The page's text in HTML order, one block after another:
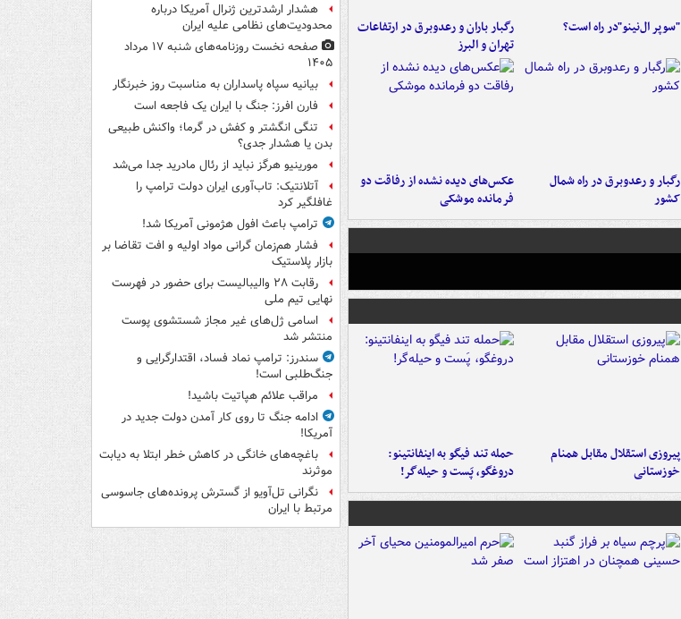
"سوپر ال‌نینو"در راه است؟
رگبار باران و رعدوبرق در ارتفاعات
تهران و البرز
رگبار و رعدوبرق در راه شمال
کشور
عکس‌های دیده نشده از رفاقت دو
فرمانده‌ موشکی
پیروزی استقلال مقابل همنام
خوزستانی
حمله تند فیگو به اینفانتینو:
دروغگو، پَست‌ و حیله‌گر!
هشدار ارشدترین ژنرال آمریکا درباره
محدودیت‌های نظامی علیه ایران
صفحه نخست روزنامه‌های شنبه ۱۷ مرداد
۱۴۰۵
بیانیه سپاه پاسداران به مناسبت روز خبرنگار
فارن افرز: جنگ با ایران یک فاجعه است
تنگی انگشتر و کفش در گرما؛ واکنش طبیعی
بدن یا هشدار جدی؟
مورینیو هرگز نباید از رئال مادرید جدا می‌شد
آتلانتیک: تاب‌آوری ایران دولت ترامپ را
غافلگیر کرد
ترامپ باعث افول هژمونی آمریکا شد!
فشار هم‌زمان گرانی مواد اولیه و افت تقاضا بر
بازار پلاستیک
رقابت ۲۸ والیبالیست برای حضور در فهرست
نهایی تیم ملی
اسامی ژل‌های غیر مجاز شستشوی پوست
منتشر شد
سندرز: ترامپ نماد فساد، اقتدارگرایی و
جنگ‌طلبی است!
مراقب علائم هپاتیت باشید!
ادامه جنگ تا روی کار آمدن دولت جدید در
آمریکا!
باغچه‌های خانگی در کاهش خطر ابتلا به دیابت
موثرند
نگرانی تل‌آویو از گسترش پرونده‌های جاسوسی
مرتبط با ایران